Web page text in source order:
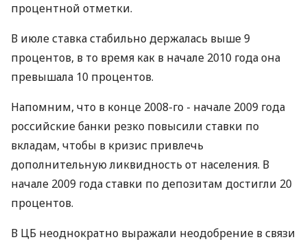
процентной отметки.
В июле ставка стабильно держалась выше 9
процентов, в то время как в начале 2010 года она
превышала 10 процентов.
Напомним, что в конце 2008-го - начале 2009 года
российские банки резко повысили ставки по
вкладам, чтобы в кризис привлечь
дополнительную ликвидность от населения. В
начале 2009 года ставки по депозитам достигли 20
процентов.
В ЦБ неоднократно выражали неодобрение в связи